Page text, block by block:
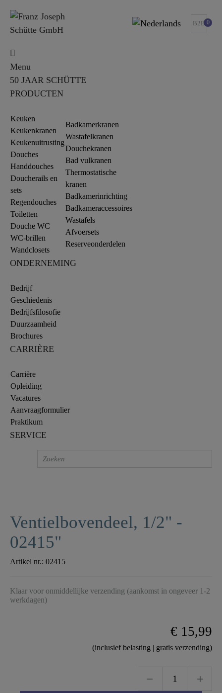
B2B 0
Menu
50 JAAR SCHÜTTE
PRODUCTEN
Keuken
Keukenkranen
Keukenuitrusting
Douches
Handdouches
Doucherails en
sets
Regendouches
Toiletten
Douche WC
WC-brillen
Wandclosets
Badkamerkranen
Wastafelkranen
Douchekranen
Bad vulkranen
Thermostatische
kranen
Badkamerinrichting
Badkameraccessoires
Wastafels
Afvoersets
Reserveonderdelen
ONDERNEMING
Bedrijf
Geschiedenis
Bedrijfsfilosofie
Duurzaamheid
Brochures
CARRIÈRE
Carrière
Opleiding
Vacatures
Aanvraagformulier
Praktikum
SERVICE
Ventielbovendeel, 1/2" -
02415"
Artikel nr.: 02415
Klaar voor onmiddellijke verzending (aankomst in ongeveer 1-2
werkdagen)
€ 15,99
(inclusief belasting | gratis verzending)